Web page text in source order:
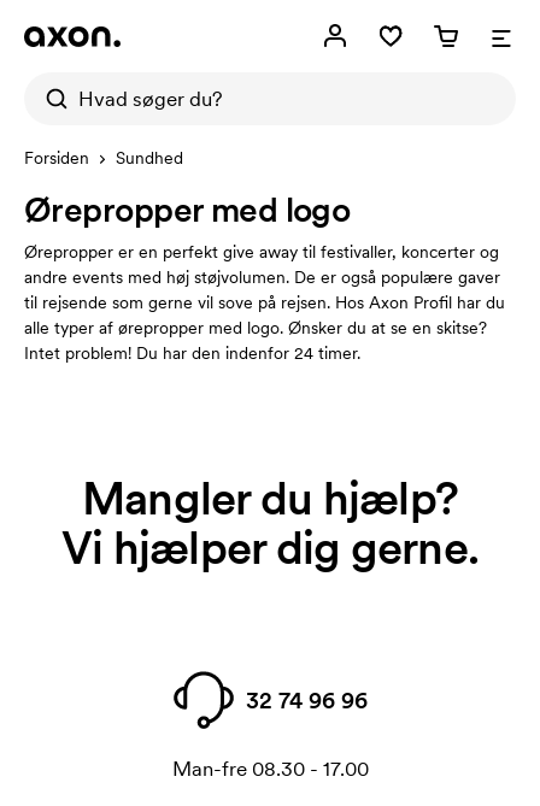
Forsiden Sundhed
Ørepropper med logo
Ørepropper er en perfekt give away til festivaller, koncerter og
andre events med høj støjvolumen. De er også populære gaver
til rejsende som gerne vil sove på rejsen. Hos Axon Profil har du
alle typer af ørepropper med logo. Ønsker du at se en skitse?
Intet problem! Du har den indenfor 24 timer.
Mangler du hjælp?
Vi hjælper dig gerne.
32 74 96 96
Man-fre 08.30 - 17.00